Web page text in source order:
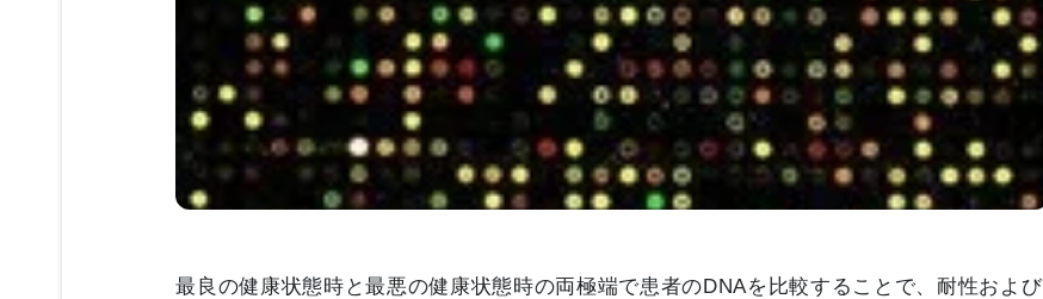
最良の健康状態時と最悪の健康状態時の両極端で患者のDNAを比較することで、耐性および